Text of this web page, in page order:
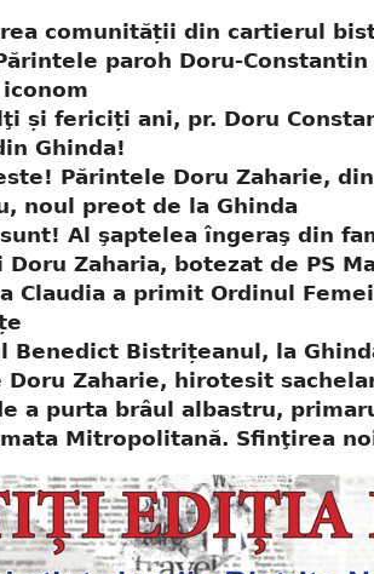
comunității din cartierul
paroh Doru-Constantin
și fericiți ani, pr. Doru
Ghinda!
Părintele Doru Zaharie, din
noul preot de la Ghinda
Al şaptelea îngeraş din
Zaharia, botezat de PS
Claudia a primit Ordinul
Benedict Bistrițeanul, la
Doru Zaharie, hirotesit
a purta brâul albastru,
Mitropolitană. Sfinţirea